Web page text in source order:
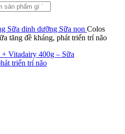
Sữa dinh dưỡng Sữa non Colos
tăng đề kháng, phát triển trí não